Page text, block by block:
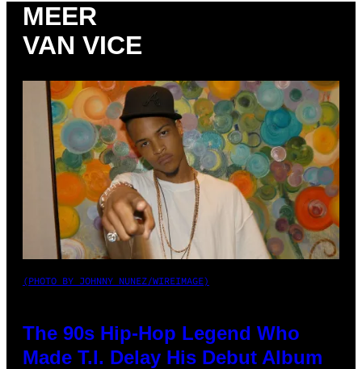
MEER
VAN VICE
(PHOTO BY JOHNNY NUNEZ/WIREIMAGE)
The 90s Hip-Hop Legend Who
Made T.I. Delay His Debut Album